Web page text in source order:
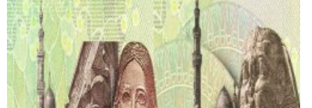
أزياء
صحة
وتغذية
سياحة